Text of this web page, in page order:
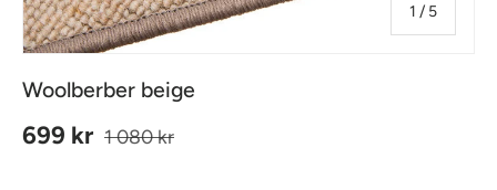
1 / av
5
Woolberber beige
Reapris
699 kr Ordinarie pris
1 080 kr